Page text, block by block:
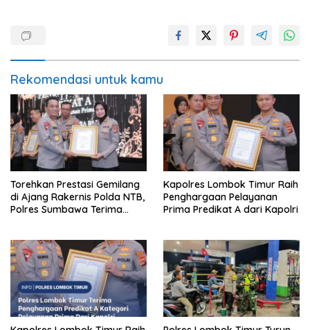
Rekomendasi untuk kamu
Torehkan Prestasi Gemilang
di Ajang Rakernis Polda NTB,
Polres Sumbawa Terima
Kapolres Lombok Timur Raih
Penghargaan Pelayanan
Prima Predikat A dari Kapolri